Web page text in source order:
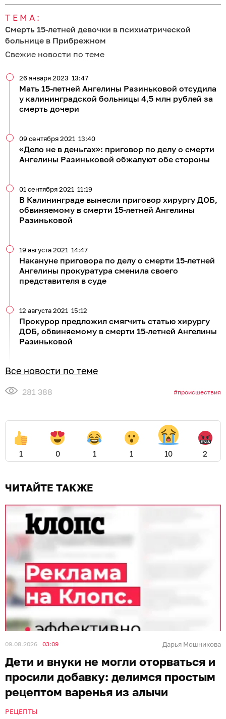
ТЕМА:
Смерть 15-летней девочки в психиатрической
больнице в Прибрежном
Свежие новости по теме
Мать 15-летней Ангелины Разиньковой отсудила
у калининградской больницы 4,5 млн рублей за
смерть дочери
26 января 2023 13:47
«Дело не в деньгах»: приговор по делу о смерти
Ангелины Разиньковой обжалуют обе стороны
09 сентября 2021 13:40
В Калининграде вынесли приговор хирургу ДОБ,
обвиняемому в смерти 15-летней Ангелины
Разиньковой
01 сентября 2021 11:19
Накануне приговора по делу о смерти 15-летней
Ангелины прокуратура сменила своего
представителя в суде
19 августа 2021 14:47
Прокурор предложил смягчить статью хирургу
ДОБ, обвиняемому в смерти 15-летней Ангелины
Разиньковой
12 августа 2021 15:12
Все новости по теме
281 388 происшествия
1 0 1 1 10 2
ЧИТАЙТЕ ТАКЖЕ
09.08.2026 03:09 Дарья Мошникова
Дети и внуки не могли оторваться и
просили добавку: делимся простым
рецептом варенья из алычи
РЕЦЕПТЫ